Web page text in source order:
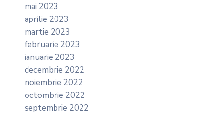
mai 2023
aprilie 2023
martie 2023
februarie 2023
ianuarie 2023
decembrie 2022
noiembrie 2022
octombrie 2022
septembrie 2022